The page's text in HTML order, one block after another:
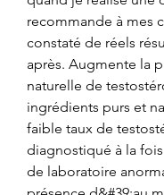
recommande à mes
constaté de réels
après. Augmente la
naturelle de
ingrédients purs et
faible taux de
diagnostiqué à la
de laboratoire